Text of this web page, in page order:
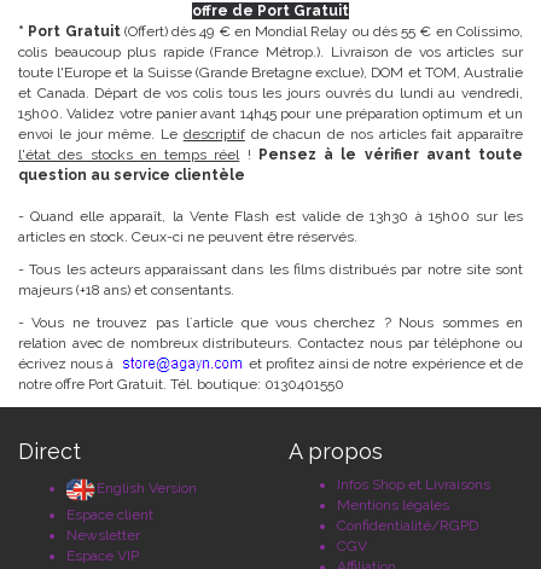
offre de Port Gratuit
* Port Gratuit(Offert) dès 49 € en Mondial Relay ou dès 55 € en Colissimo,
colis beaucoup plus rapide (France Métrop.). Livraison de vos articles sur
toute l'Europe et la Suisse (Grande Bretagne exclue), DOM et TOM, Australie
et Canada. Départ de vos colis tous les jours ouvrés du lundi au vendredi,
15h00. Validez votre panier avant 14h45 pour une préparation optimum et un
envoi le jour même. Le descriptifde chacun de nos articles fait apparaître
l'état des stocks en temps réel ! Pensez à le vérifier avant toute
question au service clientèle
- Quand elle apparaît, la Vente Flash est valide de 13h30 à 15h00 sur les
articles en stock. Ceux-ci ne peuvent être réservés.
- Tous les acteurs apparaissant dans les films distribués par notre site sont
majeurs (+18 ans) et consentants.
- Vous ne trouvez pas l´article que vous cherchez ? Nous sommes en
relation avec de nombreux distributeurs. Contactez nous par téléphone ou
écrivez nous à
et profitez ainsi de notre expérience et de
notre offre Port Gratuit. Tél. boutique: 0130401550
Direct
English Version
Espace client
Newsletter
Espace VIP
A propos
Infos Shop et Livraisons
Mentions légales
Confidentialité/RGPD
CGV